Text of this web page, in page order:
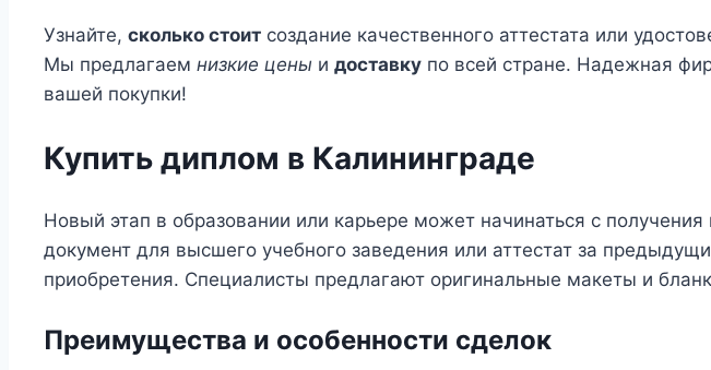
Узнайте, сколько стоит создание качественного аттестата или
Мы предлагаем низкие цены и доставку по всей стране. Надежная
вашей покупки!
Купить диплом в Калининграде
Новый этап в образовании или карьере может начинаться с
документ для высшего учебного заведения или аттестат за
приобретения. Специалисты предлагают оригинальные макеты и
Преимущества и особенности сделок